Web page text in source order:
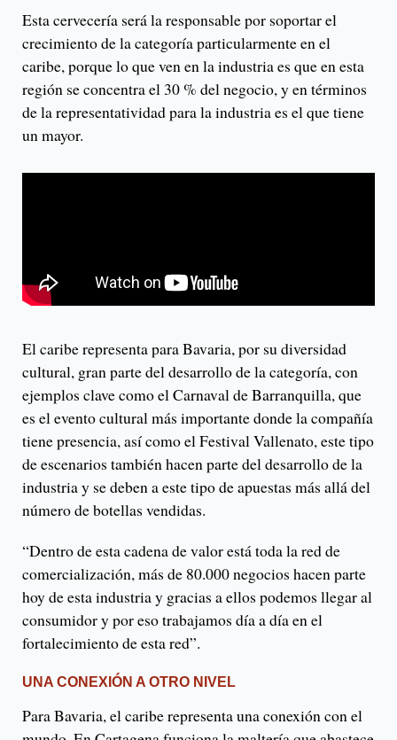
Esta cervecería será la responsable por soportar el
crecimiento de la categoría particularmente en el
caribe, porque lo que ven en la industria es que en esta
región se concentra el 30 % del negocio, y en términos
de la representatividad para la industria es el que tiene
un mayor.
El caribe representa para Bavaria, por su diversidad
cultural, gran parte del desarrollo de la categoría, con
ejemplos clave como el Carnaval de Barranquilla, que
es el evento cultural más importante donde la compañía
tiene presencia, así como el Festival Vallenato, este tipo
de escenarios también hacen parte del desarrollo de la
industria y se deben a este tipo de apuestas más allá del
número de botellas vendidas.
“Dentro de esta cadena de valor está toda la red de
comercialización, más de 80.000 negocios hacen parte
hoy de esta industria y gracias a ellos podemos llegar al
consumidor y por eso trabajamos día a día en el
fortalecimiento de esta red”.
UNA CONEXIÓN A OTRO NIVEL
Para Bavaria, el caribe representa una conexión con el